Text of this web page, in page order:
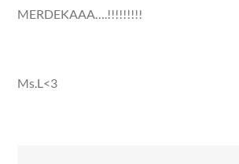
MERDEKAAA….!!!!!!!!!
Ms.L<3